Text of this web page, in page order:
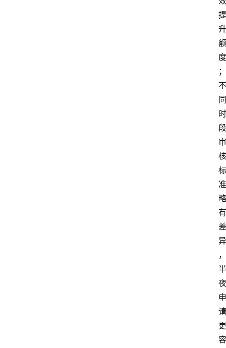
提
升
额
度
；
不
同
时
段
审
核
标
准
略
有
差
异
，
半
夜
申
请
更
容